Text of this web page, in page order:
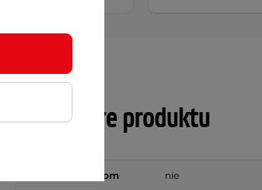
Parametre produktu
S nízkym nástupom nie